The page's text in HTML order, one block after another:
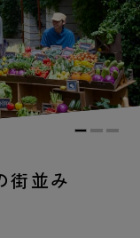
街並み